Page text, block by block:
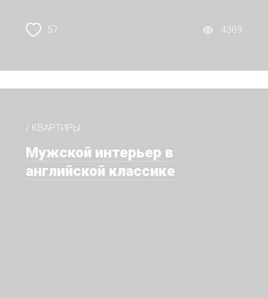
57 4389
/ КВАРТИРЫ
Мужской интерьер в
английской классике